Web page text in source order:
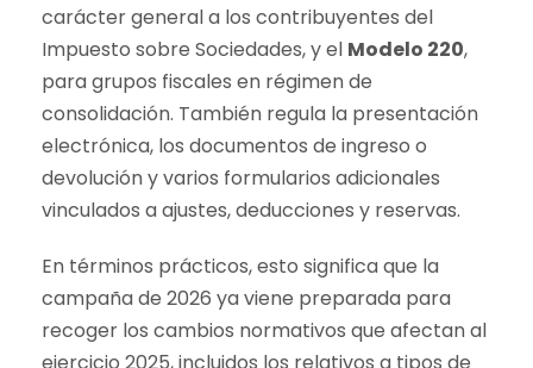
carácter general a los contribuyentes del
Impuesto sobre Sociedades, y el Modelo 220,
para grupos fiscales en régimen de
consolidación. También regula la presentación
electrónica, los documentos de ingreso o
devolución y varios formularios adicionales
vinculados a ajustes, deducciones y reservas.
En términos prácticos, esto significa que la
campaña de 2026 ya viene preparada para
recoger los cambios normativos que afectan al